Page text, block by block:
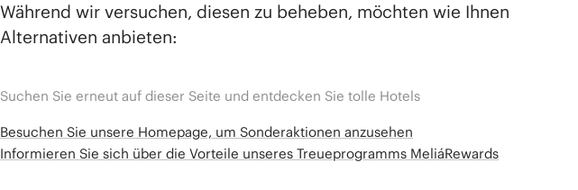
Während wir versuchen, diesen zu beheben, möchten wie Ihnen
Alternativen anbieten:
Suchen Sie erneut auf dieser Seite und entdecken Sie tolle Hotels
Besuchen Sie unsere Homepage, um Sonderaktionen anzusehen
Informieren Sie sich über die Vorteile unseres Treueprogramms MeliáRewards